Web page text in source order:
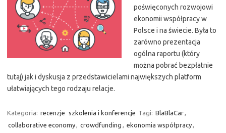
poświęconych rozwojowi
ekonomii współpracy w
Polsce i na świecie. Była to
zarówno prezentacja
ogólna raportu (który
można pobrać bezpłatnie
tutaj) jak i dyskusja z przedstawicielami największych platform
ułatwiających tego rodzaju relacje.
Kategoria: recenzje szkolenia i konferencje Tagi: BlaBlaCar,
collaborative economy, crowdfunding , ekonomia współpracy,